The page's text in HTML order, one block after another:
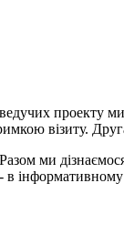
проекту
візиту.
ми
в